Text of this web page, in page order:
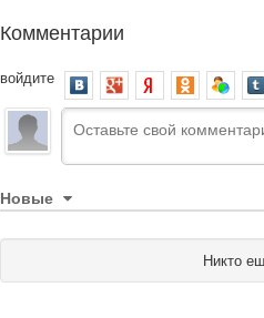
Комментарии
войдите
Новые
Никто